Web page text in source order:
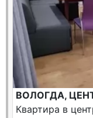
ВОЛОГДА,
Квартира в